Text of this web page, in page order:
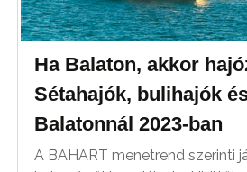
Ha Balaton, akkor
Sétahajók, bulihajók
Balatonnál 2023-ban
A BAHART menetrend szerinti